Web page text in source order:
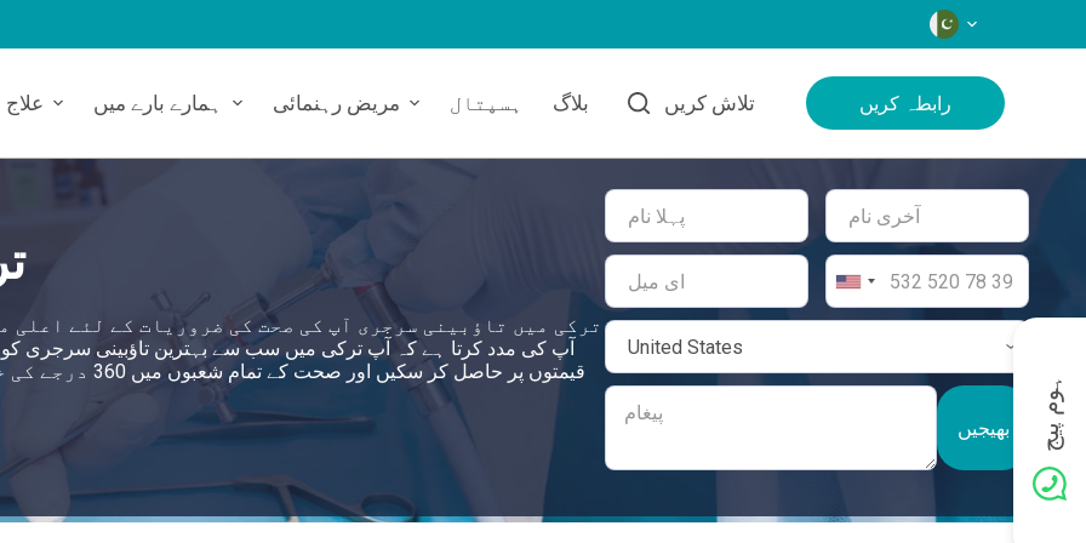
زبانیں
علاج ہمارے بارے میں مریض رہنمائی ہسپتال بلاگ تلاش کریں رابطہ کریں
ترکی میں تاؤبینی سرجری آپ کی صحت کی ضروریات کے لئے
قیمتوں پر حاصل
بھیجیں ہوم پیج